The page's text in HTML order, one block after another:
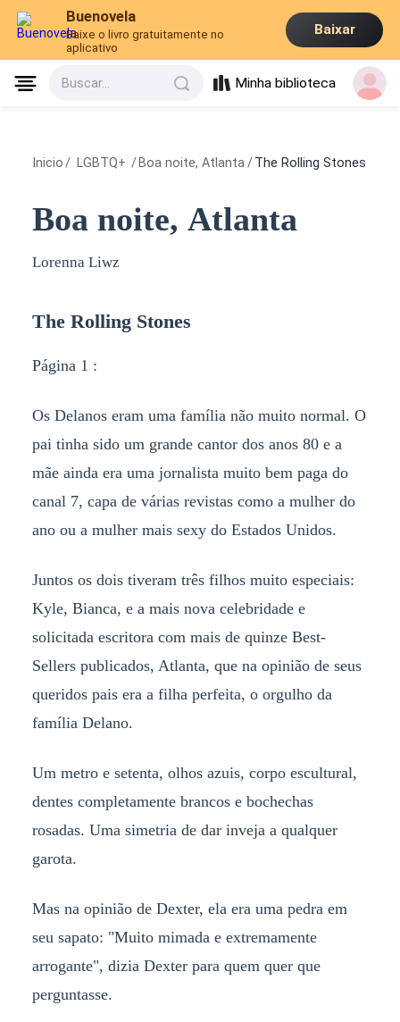
Buenovela
Baixe o livro gratuitamente no
aplicativo
Baixar
Buscar... Minha biblioteca
Inicio / LGBTQ+ / Boa noite, Atlanta / The Rolling Stones
Boa noite, Atlanta
Lorenna Liwz
The Rolling Stones
Página 1 :
Os Delanos eram uma família não muito normal. O
pai tinha sido um grande cantor dos anos 80 e a
mãe ainda era uma jornalista muito bem paga do
canal 7, capa de várias revistas como a mulher do
ano ou a mulher mais sexy do Estados Unidos.
Juntos os dois tiveram três filhos muito especiais:
Kyle, Bianca, e a mais nova celebridade e
solicitada escritora com mais de quinze Best-
Sellers publicados, Atlanta, que na opinião de seus
queridos pais era a filha perfeita, o orgulho da
família Delano.
Um metro e setenta, olhos azuis, corpo escultural,
dentes completamente brancos e bochechas
rosadas. Uma simetria de dar inveja a qualquer
garota.
Mas na opinião de Dexter, ela era uma pedra em
seu sapato: "Muito mimada e extremamente
arrogante", dizia Dexter para quem quer que
perguntasse.